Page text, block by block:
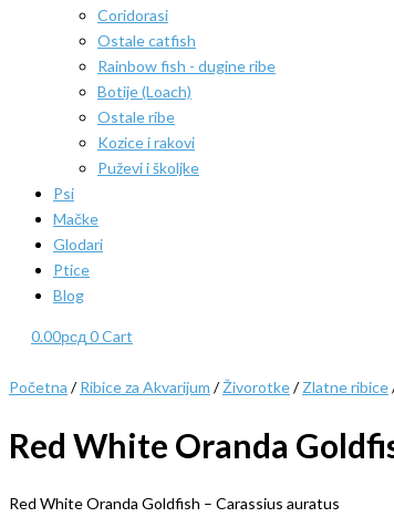
Coridorasi
Ostale catfish
Rainbow fish - dugine ribe
Botije (Loach)
Ostale ribe
Kozice i rakovi
Puževi i školjke
Psi
Mačke
Glodari
Ptice
Blog
0.00рсд 0Cart
Početna /Ribice za Akvarijum /Živorotke/Zlatne ribice
Red White Oranda
Red White Oranda Goldfish – Carassius auratus